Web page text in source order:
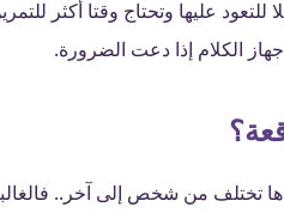
عليها وتحتاج وقتا أكثر
الكلام إذا دعت الضرورة.
تختلف من شخص إلى آخر..